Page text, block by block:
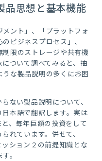
品思想と基本機能
メント」、「プラットフォ
ビジネスプロセス」、
限のストレージや共有機
ついて調べてみると、抽
な製品説明の多くにお困
ない製品説明について、
本語で翻訳します。実は
、毎年巨額の投資をして
れています。併せて、
ション２の前提知識とな
。